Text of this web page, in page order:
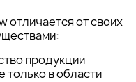
отличается от своих
продукции
только в области